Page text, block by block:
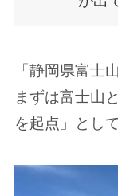
「静岡県富士
まずは富士山
を起点」とし